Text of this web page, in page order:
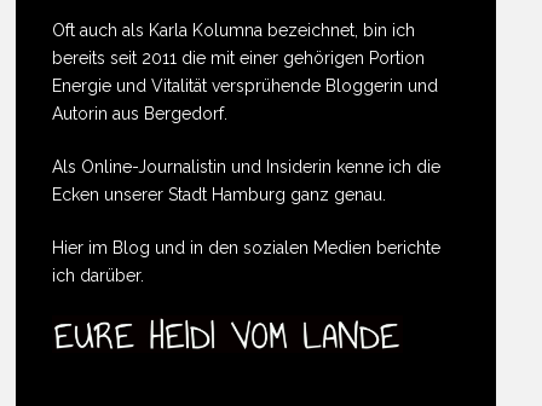
Oft auch als Karla Kolumna bezeichnet, bin ich
bereits seit 2011 die mit einer gehörigen Portion
Energie und Vitalität versprühende Bloggerin und
Autorin aus Bergedorf.
Als Online-Journalistin und Insiderin kenne ich die
Ecken unserer Stadt Hamburg ganz genau.
Hier im Blog und in den sozialen Medien berichte
ich darüber.